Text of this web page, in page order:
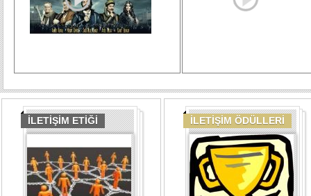
İLETİŞİM ETİĞİ İLETİŞİM ÖDÜLLERİ